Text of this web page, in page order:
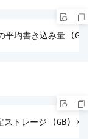
平均書き込み量
トレージ (GB) × デ